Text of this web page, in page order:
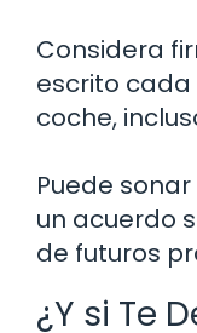
Considera
escrito cada
coche,
Puede
un acuerdo
de futuros
¿Y si Te